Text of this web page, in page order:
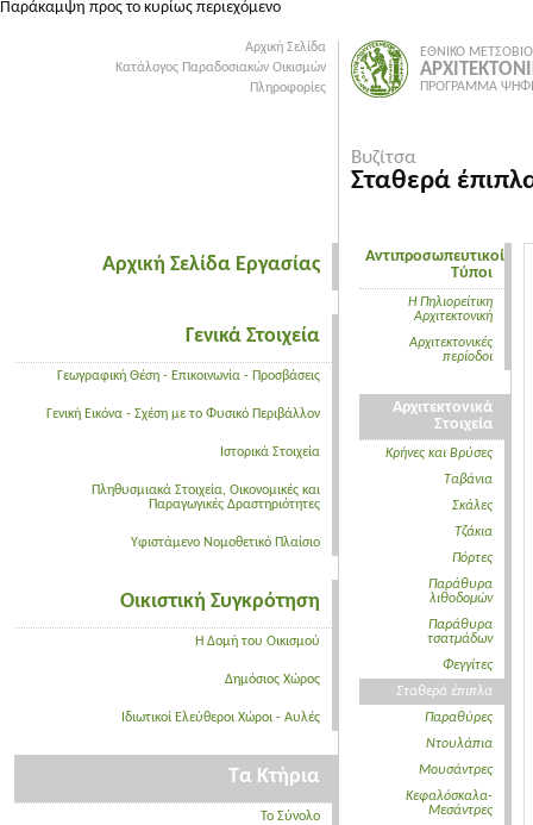
Παράκαμψη προς το κυρίως περιεχόμενο
Αρχική Σελίδα
Κατάλογος Παραδοσιακών Οικισμών
Πληροφορίες
Αρχική Σελίδα Εργασίας
Γενικά Στοιχεία
Γεωγραφική Θέση - Επικοινωνία - Προσβάσεις
Γενική Εικόνα - Σχέση με το Φυσικό Περιβάλλον
Ιστορικά Στοιχεία
Πληθυσμιακά Στοιχεία, Οικονομικές και
Παραγωγικές Δραστηριότητες
Υφιστάμενο Νομοθετικό Πλαίσιο
Οικιστική Συγκρότηση
Η Δομή του Οικισμού
Δημόσιος Χώρος
Ιδιωτικοί Ελεύθεροι Χώροι - Αυλές
Τα Κτήρια
Το Σύνολο
ΕΘΝΙΚΟ
ΠΡΟΓΡΑΜΜΑ
Βυζίτσα
Σταθερά
Αντιπροσωπευτικοί
Τύποι
Η Πηλιορείτικη
Αρχιτεκτονική
Aρχιτεκτονικές
περίοδοι
Αρχιτεκτονικά
Στοιχεία
Κρήνες και Βρύσες
Tαβάνια
Σκάλες
Tζάκια
Πόρτες
Παράθυρα
λιθοδομών
Παράθυρα
τσατμάδων
Φεγγίτες
Σταθερά έπιπλα
Παραθύρες
Ντουλάπια
Μουσάντρες
Κεφαλόσκαλα-
Μεσάντρες